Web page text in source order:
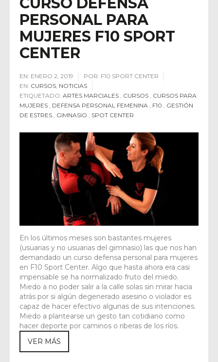
PERSONAL PARA
MUJERES F10 SPORT
CENTER
EN: ENERO 2, 2019 POR: F10 SPORT CENTER
EN: CURSOS, NOTICIAS
ETIQUETADO: ARTES MARCIALES , CURSOS , CURSOS PARA
MUJERES , DEFENSA PERSONAL FEMENINA , F10 , GESTIÓN
DE ESTRES , GIMNASIO , SPOT CENTER
En los últimos meses son bastantes mujeres
(usuarias y no usuarias del gimnasio) las que nos han
demandado un curso defensa personal para mujeres
en F10 Sport Center. Algo que hasta ahora era casi
impensable se ha normalizado fruto del miedo.
Miedo a no poder salir a la calle solas sin mirar hacia
atrás por si algún degenerado asesino o violador es
capaz de hacer efectivo algunas de sus intenciones.
Miedo a plantearse un gesto tan cotidiano como
hacer deporte por caminos o riberas de los ríos.
VER MÁS